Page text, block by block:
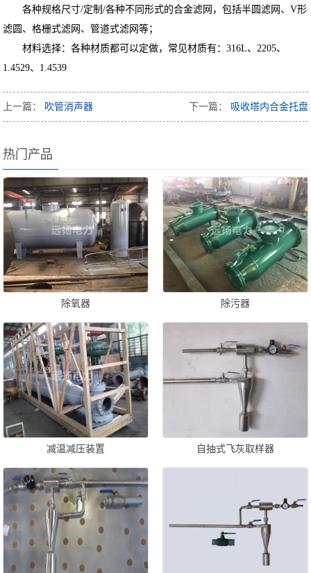
各种规格尺寸/定制/各种不同形式的合金滤网，包括半圆滤网、V形
滤圆、格栅式滤网、管道式滤网等；
材料选择：各种材质都可以定做，常见材质有：316L、2205、
1.4529、1.4539
上一篇： 吹管消声器 下一篇： 吸收塔内合金托盘
热门产品
除氧器 除污器
减温减压装置 自抽式飞灰取样器